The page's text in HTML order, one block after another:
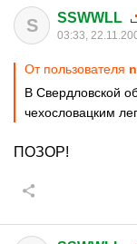
S SSWWLL
03:33,
От пользователя
В Свердловской
чехословацким
ПОЗОР!